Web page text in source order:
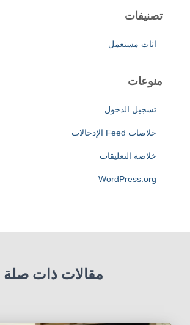
تصنيفات
اثاث مستعمل
منوعات
تسجيل الدخول
خلاصات Feed الإدخالات
خلاصة التعليقات
WordPress.org
مقالات ذات صلة